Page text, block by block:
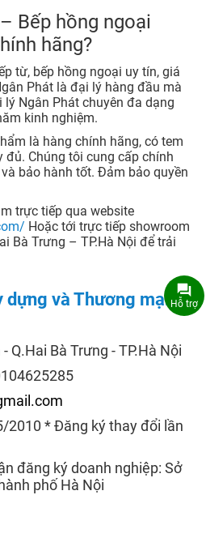
Bếp hồng ngoại
hãng?
từ, bếp hồng ngoại uy tín, giá
Phát là đại lý hàng đầu mà
Ngân Phát chuyên đa dạng
kinh nghiệm.
là hàng chính hãng, có tem
đủ. Chúng tôi cung cấp chính
bảo hành tốt. Đảm bảo quyền
trực tiếp qua website
Hoặc tới trực tiếp showroom
Bà Trưng – TP.Hà Nội để trải
dựng và Thương mại
Q.Hai Bà Trưng - TP.Hà Nội
2010 * Đăng ký thay đổi lần
đăng ký doanh nghiệp: Sở
phố Hà Nội
Hỗ trợ